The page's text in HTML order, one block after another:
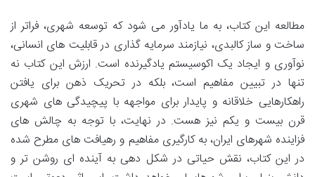
مطالعه این کتاب، به ما یادآور می شود که توسعه شهری، فراتر از
ساخت و ساز کالبدی، نیازمند سرمایه گذاری در قابلیت های انسانی،
نوآوری و ایجاد یک اکوسیستم یادگیرنده است. ارزش این کتاب نه
تنها در تبیین مفاهیم است، بلکه در تحریک ذهن برای یافتن
راهکارهایی خلاقانه و پایدار برای مواجهه با پیچیدگی های شهری
قرن بیست و یکم نیز هست. در نهایت، با توجه به چالش های
فزاینده شهرهای ایران، به کارگیری مفاهیم و رهیافت های مطرح شده
در این کتاب، نقش حیاتی در شکل دهی به آینده ای روشن تر و